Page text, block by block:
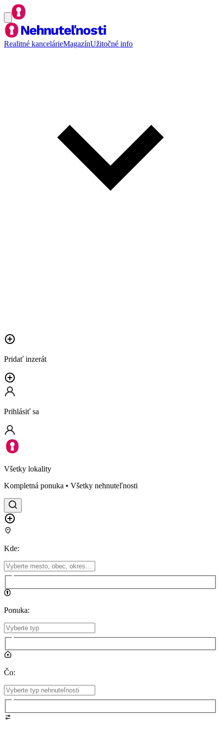
Realitné kancelárieMagazínUžitočné info
Pridať inzerát
Prihlásiť sa
Všetky lokality
Kompletná ponuka • Všetky nehnuteľnosti
Kde:
Ponuka:
Čo: